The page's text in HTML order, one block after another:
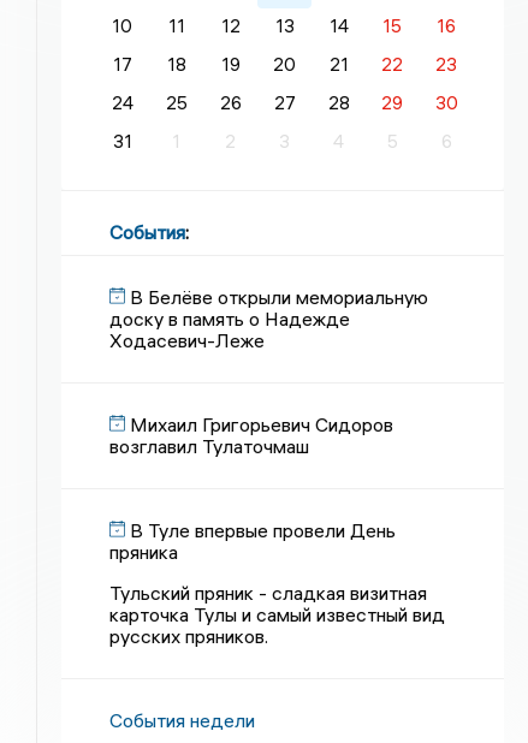
10
11 12 13 14 15
16
17
18 19 20 21 22
23
24
25 26 27 28 29
30
31
1 2 3 4 5 6
События:
В Белёве открыли мемориальную
доску в память о Надежде
Ходасевич-Леже
Михаил Григорьевич Сидоров
возглавил Тулаточмаш
В Туле впервые провели День
пряника
Тульский пряник - сладкая визитная
карточка Тулы и самый известный вид
русских пряников.
События недели